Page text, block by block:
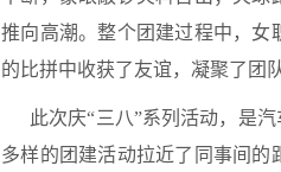
推向高潮。整个团建过程中，女
的比拼中收获了友谊，凝聚了团
此次庆“三八”系列活动，是
多样的团建活动拉近了同事间的